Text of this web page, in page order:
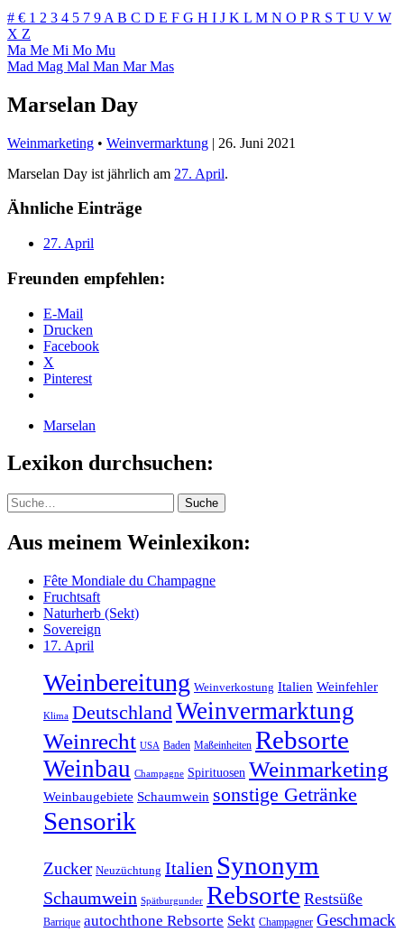
# € 1 2 3 4 5 7 9 A B C D E F G H I J K L M N O PR S T U V W
X Z
Ma Me Mi Mo Mu
Mad Mag Mal Man MarMas
Marselan Day
Weinmarketing • Weinvermarktung | 26. Juni 2021
Marselan Day ist jährlich am 27. April.
Ähnliche Einträge
27. April
Freunden empfehlen:
E-Mail
Drucken
Facebook
X
Pinterest
Marselan
Lexikon durchsuchen:
Suche Suche
Aus meinem Weinlexikon:
Fête Mondiale du Champagne
Fruchtsaft
Naturherb (Sekt)
Sovereign
17. April
Weinbereitung Weinverkostung Italien Weinfehler
Klima DeutschlandWeinvermarktung
Weinrecht USA Baden Maßeinheiten Rebsorte
Weinbau Champagne Spirituosen Weinmarketing
Weinbaugebiete Schaumwein sonstige Getränke
Sensorik
Zucker Neuzüchtung Italien Synonym
Schaumwein Spätburgunder Rebsorte Restsüße
Barrique autochthone Rebsorte Sekt Champagner Geschmack